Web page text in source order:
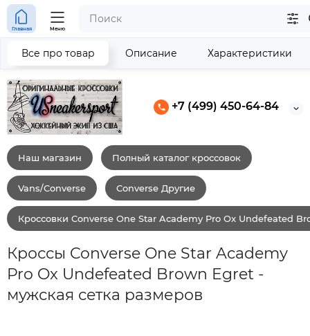
+7 (499) 450-64-84
Главная Меню
Наш магазин Полный каталог кроссовок
Vans/Converse Converse Другие
Кроссовки Converse One Star Academy Pro Ox Undefeated
Кроссы Converse One Star Academy
Pro Ox Undefeated Brown Egret -
мужская сетка размеров
Все про товар Описание Характеристики